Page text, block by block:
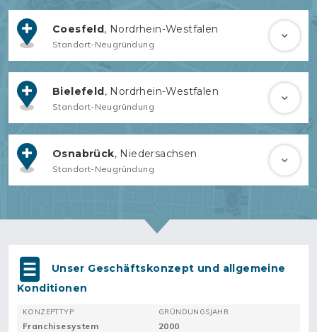
Coesfeld, Nordrhein-Westfalen
Standort-Neugründung
Bielefeld, Nordrhein-Westfalen
Standort-Neugründung
Osnabrück, Niedersachsen
Standort-Neugründung
Unser Geschäftskonzept und allgemeine
Konditionen
KONZEPTTYP
Franchisesystem
GRÜNDUNGSJAHR
2000